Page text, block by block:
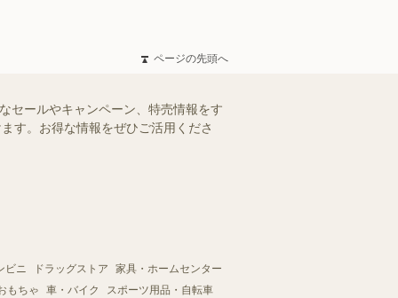
ページの先頭へ
セールやキャンペーン、特売情報をす
す。お得な情報をぜひご活用くださ
ビニ ドラッグストア
家具・ホームセンター
もちゃ 車・バイク
スポーツ用品・自転車